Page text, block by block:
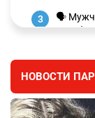
3
🗣
⚠️
главных
НОВОСТИ